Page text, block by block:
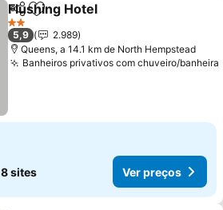
PartilharAdicionar aos favoritos
Flushing Hotel
2 Estrelas
5,9
2.989
Queens, a 14.1 km de North Hempstead
Banheiros privativos com chuveiro/banheira
8 sites Ver preços